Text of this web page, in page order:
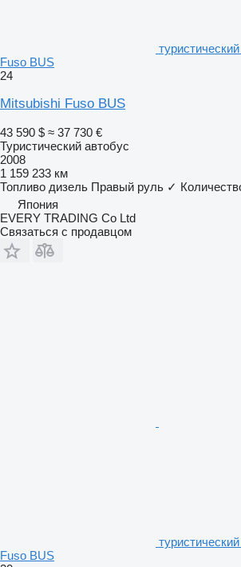
Fuso BUS
24
Mitsubishi Fuso BUS
43 590 $ ≈ 37 730 €
Туристический автобус
2008
1 159 233 км
Топливо дизель Правый руль ✓
Япония
EVERY TRADING Co Ltd
Связаться с продавцом
Fuso BUS